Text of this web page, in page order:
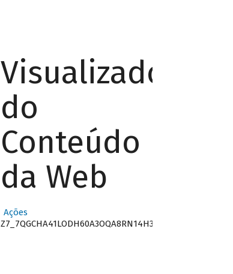
Visualizador
do
Conteúdo
da Web
Ações
Z7_7QGCHA41LODH60A3OQA8RN14H3